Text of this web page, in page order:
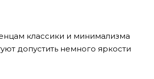
классики и минимализма
допустить немного яркости